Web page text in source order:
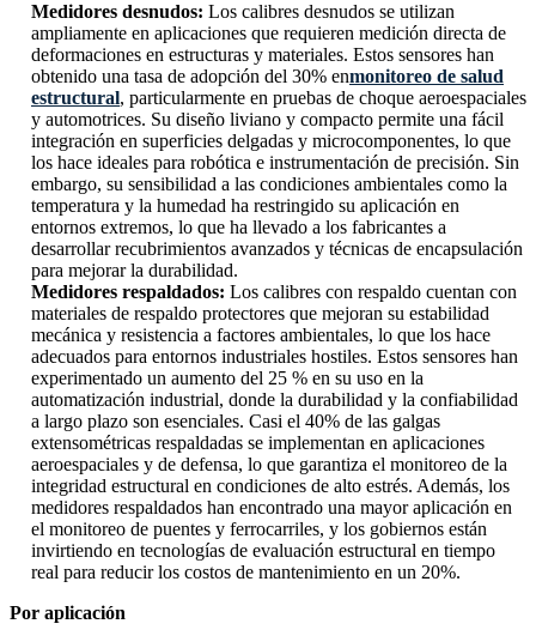
Medidores desnudos: Los calibres desnudos se utilizan
ampliamente en aplicaciones que requieren medición directa de
deformaciones en estructuras y materiales. Estos sensores han
obtenido una tasa de adopción del 30% enmonitoreo de salud
estructural, particularmente en pruebas de choque aeroespaciales
y automotrices. Su diseño liviano y compacto permite una fácil
integración en superficies delgadas y microcomponentes, lo que
los hace ideales para robótica e instrumentación de precisión. Sin
embargo, su sensibilidad a las condiciones ambientales como la
temperatura y la humedad ha restringido su aplicación en
entornos extremos, lo que ha llevado a los fabricantes a
desarrollar recubrimientos avanzados y técnicas de encapsulación
para mejorar la durabilidad.
Medidores respaldados: Los calibres con respaldo cuentan con
materiales de respaldo protectores que mejoran su estabilidad
mecánica y resistencia a factores ambientales, lo que los hace
adecuados para entornos industriales hostiles. Estos sensores han
experimentado un aumento del 25 % en su uso en la
automatización industrial, donde la durabilidad y la confiabilidad
a largo plazo son esenciales. Casi el 40% de las galgas
extensométricas respaldadas se implementan en aplicaciones
aeroespaciales y de defensa, lo que garantiza el monitoreo de la
integridad estructural en condiciones de alto estrés. Además, los
medidores respaldados han encontrado una mayor aplicación en
el monitoreo de puentes y ferrocarriles, y los gobiernos están
invirtiendo en tecnologías de evaluación estructural en tiempo
real para reducir los costos de mantenimiento en un 20%.
Por aplicación